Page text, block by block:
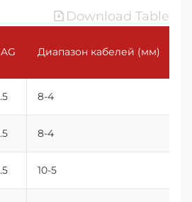
Download Table
Диапазон кабелей (мм)
8-4
8-4
10-5